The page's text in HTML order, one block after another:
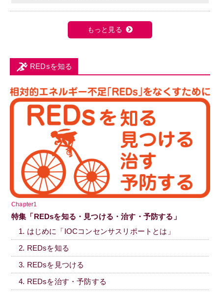
もっと見る
REDsを知る
Chapter1
特集「REDsを知る・見つける・治す・予防する」
1. はじめに「IOCコンセンサスリポートとは」
2. REDsを知る
3. REDsを見つける
4. REDsを治す・予防する